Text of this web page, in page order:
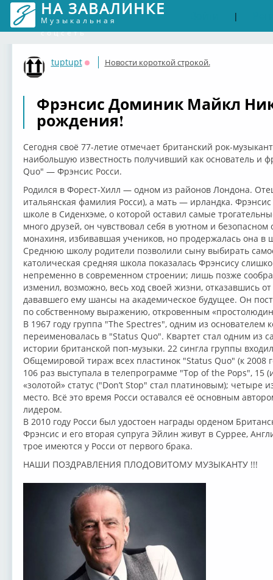
НА ЗАВАЛИНКЕ
Музыкальная
соцсеть
|
tuptupt
Оффлайн
Новости короткой строкой.
Фрэнсис Доминик Майкл
рождения!
Сегодня своё 77-летие отмечает британский рок-
наибольшую известность получивший как основатель и
Quo" — Фрэнсис Росси.
Родился в Форест-Хилл — одном из районов Лондона.
итальянская фамилия Росси), а мать — ирландка.
школе в Сиденхэме, о которой оставил самые
много друзей, он чувствовал себя в уютном и
монахиня, избивавшая учеников, но продержалась она в
Среднюю школу родители позволили сыну выбирать
католическая средняя школа показалась Фрэнсису
непременно в современном строении; лишь позже
изменил, возможно, весь ход своей жизни, отказавшись
дававшего ему шансы на академическое будущее. Он
по собственному выражению, откровенным
В 1967 году группа "The Spectres", одним из основателем
переименовалась в "Status Quo". Квартет стал одним из
истории британской поп-музыки. 22 сингла группы
Общемировой тираж всех пластинок "Status Quo" (к 2008
106 раз выступала в телепрограмме "Top of the Pops", 15
«золотой» статус ("Don’t Stop" стал платиновым);
место. Всё это время Росси оставался её основным
лидером.
В 2010 году Росси был удостоен награды орденом
Фрэнсис и его вторая супруга Эйлин живут в Суррее,
трое имеются у Росси от первого брака.
НАШИ ПОЗДРАВЛЕНИЯ ПЛОДОВИТОМУ МУЗЫКАНТУ !!!